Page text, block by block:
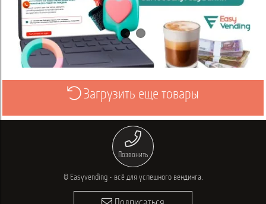
Просмотреть
Загрузить еще товары
Позвонить
© Easyvending - всё для успешного вендинга.